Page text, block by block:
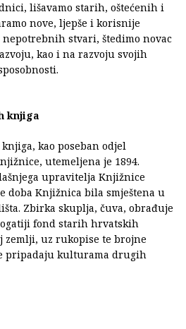
lišavamo starih, oštećenih i
nove, ljepše i korisnije
stvari, štedimo novac
kao i na razvoju svojih
knjiga
kao poseban odjel
utemeljena je 1894.
upravitelja Knjižnice
doba Knjižnica bila smještena u
Zbirka skuplja, čuva, obrađuje
fond starih hrvatskih
zemlji, uz rukopise te brojne
pripadaju kulturama drugih